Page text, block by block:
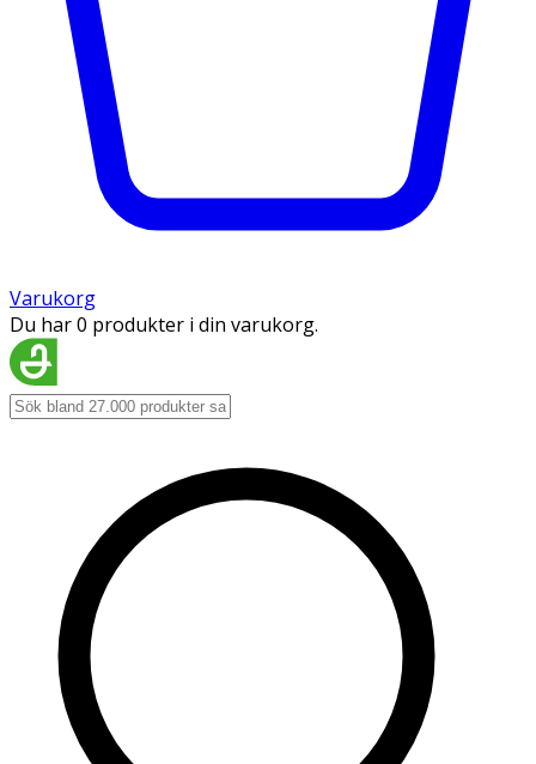
Varukorg
Du har 0 produkter i din varukorg.